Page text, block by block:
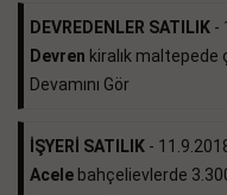
DEVREDENLER SATILIK -
Devren kiralık maltepede
Devamını Gör
İŞYERİ SATILIK -
Acele bahçelievlerde